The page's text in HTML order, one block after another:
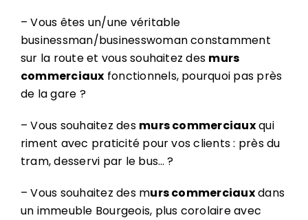
– Vous êtes un/une véritable
businessman/businesswoman constamment
sur la route et vous souhaitez des murs
commerciaux fonctionnels, pourquoi pas près
de la gare ?
– Vous souhaitez des murs commerciauxqui
riment avec praticité pour vos clients : près du
tram, desservi par le bus… ?
– Vous souhaitez des murs commerciauxdans
un immeuble Bourgeois, plus corolaire avec